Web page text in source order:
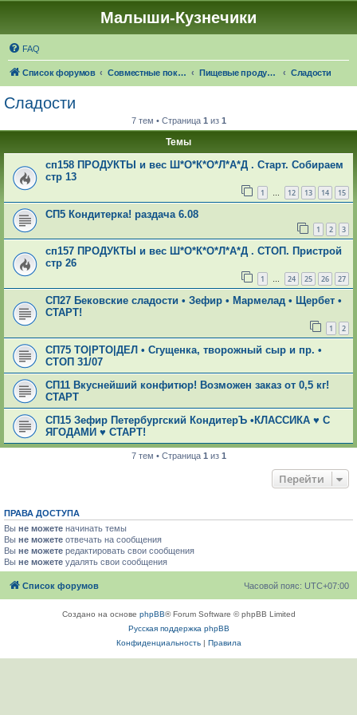
Малыши-Кузнечики
FAQ
Список форумов Совместные покупки "Малыши-Кузнечики" Пищевые продукты: 🍁☔🎓 ЧЕРЕЗ 24 ДНЯ НАСТУПИТ ОСЕНЬ! Сладости
Сладости
7 тем • Страница 1 из 1
Темы
сп158 ПРОДУКТЫ и вес Ш*О*К*О*Л*А*Д . Старт. Собираем
стр 13
1 … 12 13 14 15
СП5 Кондитерка! раздача 6.08
1 2 3
сп157 ПРОДУКТЫ и вес Ш*О*К*О*Л*А*Д . СТОП. Пристрой
стр 26
1 … 24 25 26 27
СП27 Бековские сладости • Зефир • Мармелад • Щербет •
СТАРТ!
1 2
СП75 ТО|РТО|ДЕЛ • Сгущенка, творожный сыр и пр. •
СТОП 31/07
СП11 Вкуснейший конфитюр! Возможен заказ от 0,5 кг!
СТАРТ
СП15 Зефир Петербургский КондитерЪ •КЛАССИКА ♥ С
ЯГОДАМИ ♥ СТАРТ!
7 тем • Страница 1 из 1
Перейти
ПРАВА ДОСТУПА
Вы не можете начинать темы
Вы не можете отвечать на сообщения
Вы не можете редактировать свои сообщения
Вы не можете удалять свои сообщения
Список форумов Часовой пояс: UTC+07:00
Создано на основе phpBB® Forum Software © phpBB Limited
Русская поддержка phpBB
Конфиденциальность| Правила